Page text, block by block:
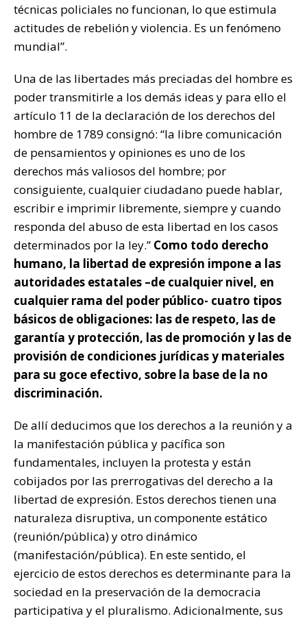
técnicas policiales no funcionan, lo que estimula
actitudes de rebelión y violencia. Es un fenómeno
mundial”.
Una de las libertades más preciadas del hombre es
poder transmitirle a los demás ideas y para ello el
artículo 11 de la declaración de los derechos del
hombre de 1789 consignó: “la libre comunicación
de pensamientos y opiniones es uno de los
derechos más valiosos del hombre; por
consiguiente, cualquier ciudadano puede hablar,
escribir e imprimir libremente, siempre y cuando
responda del abuso de esta libertad en los casos
determinados por la ley.” Como todo derecho
humano, la libertad de expresión impone a las
autoridades estatales –de cualquier nivel, en
cualquier rama del poder público- cuatro tipos
básicos de obligaciones: las de respeto, las de
garantía y protección, las de promoción y las de
provisión de condiciones jurídicas y materiales
para su goce efectivo, sobre la base de la no
discriminación.
De allí deducimos que los derechos a la reunión y a
la manifestación pública y pacífica son
fundamentales, incluyen la protesta y están
cobijados por las prerrogativas del derecho a la
libertad de expresión. Estos derechos tienen una
naturaleza disruptiva, un componente estático
(reunión/pública) y otro dinámico
(manifestación/pública). En este sentido, el
ejercicio de estos derechos es determinante para la
sociedad en la preservación de la democracia
participativa y el pluralismo. Adicionalmente, sus